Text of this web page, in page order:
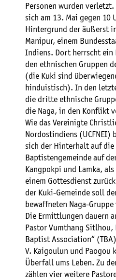
Personen wurden
sich am 13. Mai gegen 10
Hintergrund der äußerst
Manipur, einem
Indiens. Dort herrscht ein
den ethnischen Gruppen
(die Kuki sind
hinduistisch). In den
die dritte ethnische
die Naga, in den Konflikt
Wie das Vereinigte
Nordostindiens (UCFNEI)
sich der Hinterhalt auf
Baptistengemeinde auf
Kangpokpi und Lamka,
einem Gottesdienst
der Kuki-Gemeinde soll
bewaffneten Naga-
Die Ermittlungen dauern
Pastor Vumthang Sitlhou,
Baptist Association“
V. Kaigoulun und Paogou
Überfall ums Leben. Zu
zählen vier weitere